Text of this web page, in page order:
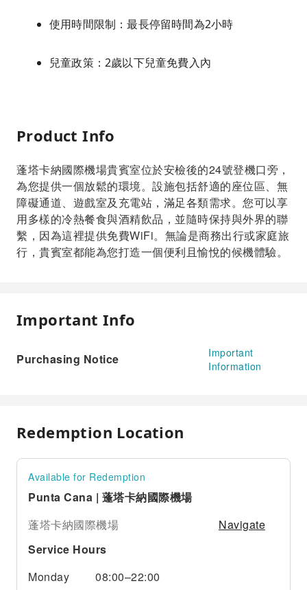
使用時間限制：最長停留時間為2小時
兒童政策：2歲以下兒童免費入內
Product Info
蓬塔卡納國際機場貴賓室位於安檢後的24號登機口旁，
為您提供一個放鬆的環境。設施包括舒適的座位區、無
障礙通道、遊戲室及充電站，滿足各類需求。您可以享
用多樣的冷熱餐食與酒精飲品，並隨時保持與外界的聯
繫，因為這裡提供免費WiFi。無論是商務出行或家庭旅
行，貴賓室都能為您打造一個便利且愉悅的候機體驗。
Important Info
Purchasing Notice
Important
Information
Redemption Location
Available for Redemption
Punta Cana | 蓬塔卡納國際機場
蓬塔卡納國際機場
Navigate
Service Hours
Monday
08:00–22:00